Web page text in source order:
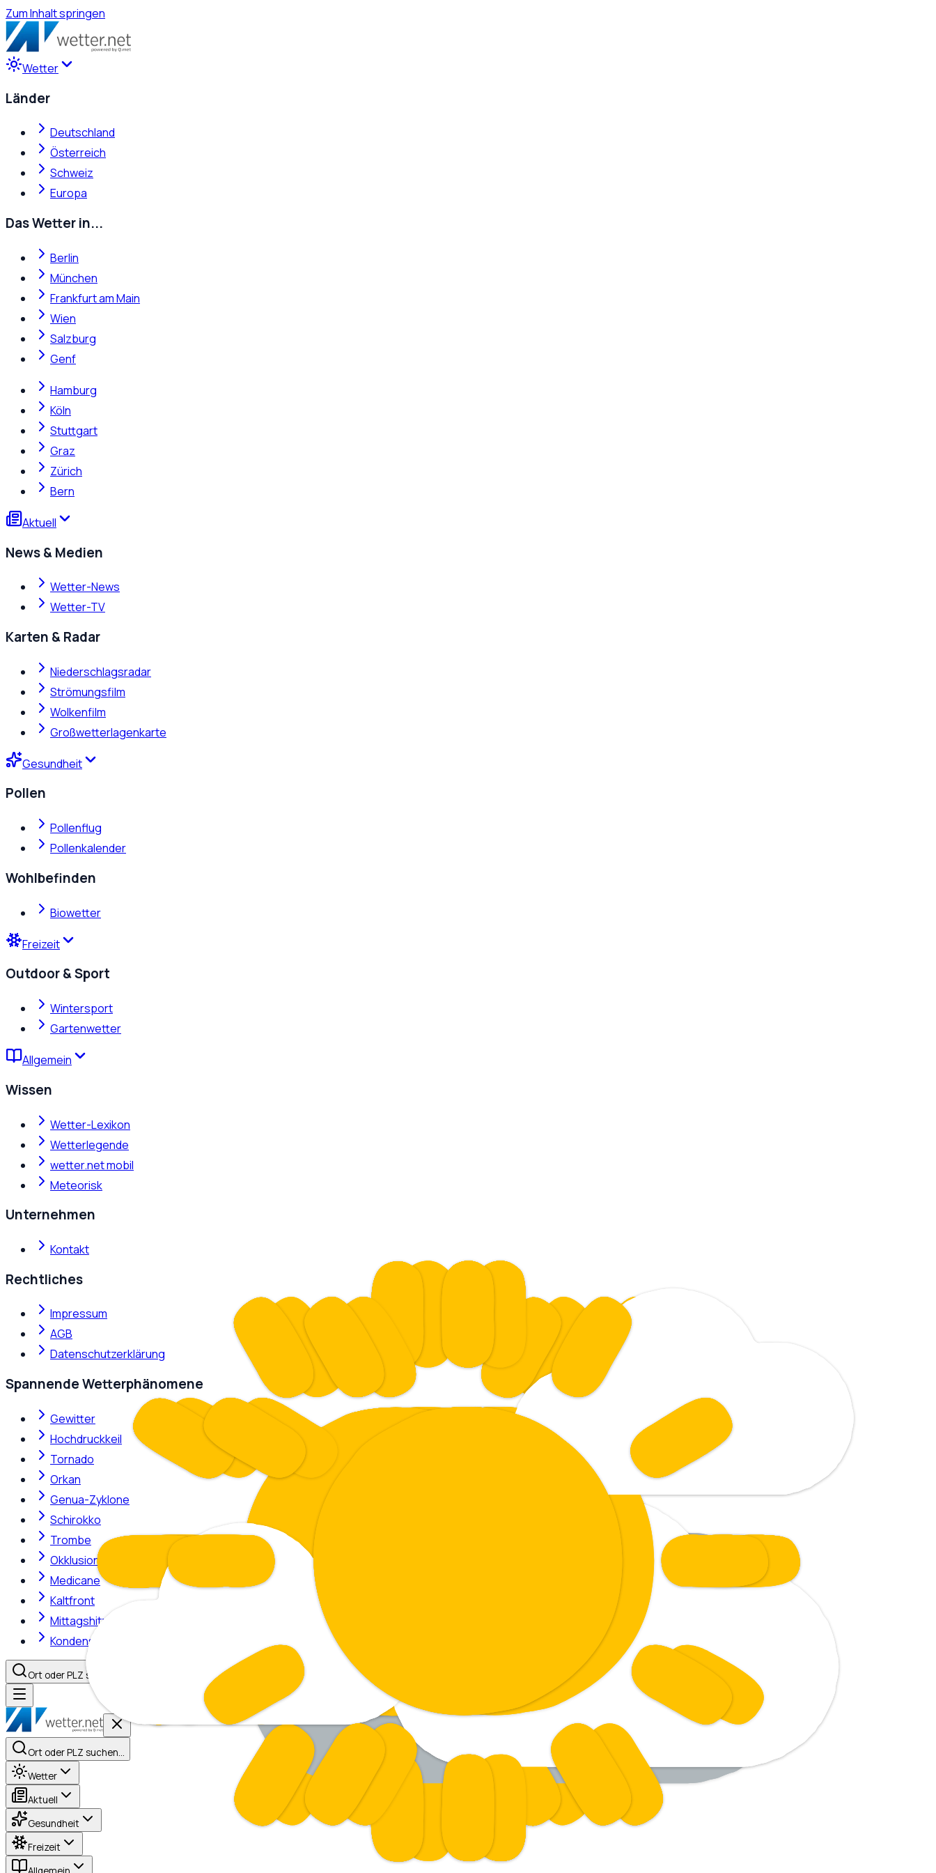
Zum Inhalt springen
Wetter
Länder
Deutschland
Österreich
Schweiz
Europa
Das Wetter in...
Berlin
München
Frankfurt am Main
Wien
Salzburg
Genf
Hamburg
Köln
Stuttgart
Graz
Zürich
Bern
Aktuell
News & Medien
Wetter-News
Wetter-TV
Karten & Radar
Niederschlagsradar
Strömungsfilm
Wolkenfilm
Großwetterlagenkarte
Gesundheit
Pollen
Pollenflug
Pollenkalender
Wohlbefinden
Biowetter
Freizeit
Outdoor & Sport
Wintersport
Gartenwetter
Allgemein
Wissen
Wetter-Lexikon
Wetterlegende
wetter.net mobil
Meteorisk
Unternehmen
Kontakt
Rechtliches
Impressum
AGB
Datenschutzerklärung
Spannende Wetterphänomene
Gewitter
Hochdruckkeil
Tornado
Orkan
Genua-Zyklone
Schirokko
Trombe
Okklusion
Medicane
Kaltfront
Mittagshitze
Kondensstreifen
Ort oder PLZ suchen…
Ort oder PLZ suchen…
Wetter
Aktuell
Gesundheit
Freizeit